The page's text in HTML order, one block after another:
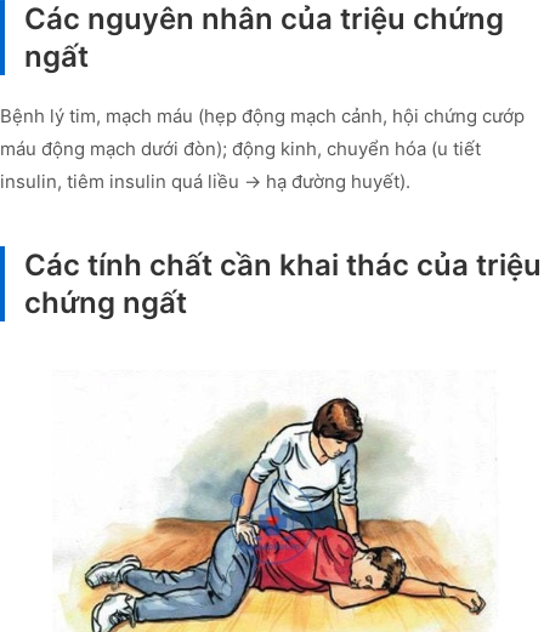
Các nguyên nhân của triệu chứng
ngất
Bệnh lý tim, mạch máu (hẹp động mạch cảnh, hội chứng cướp
máu động mạch dưới đòn); động kinh, chuyển hóa (u tiết
insulin, tiêm insulin quá liều → hạ đường huyết).
Các tính chất cần khai thác của triệu
chứng ngất